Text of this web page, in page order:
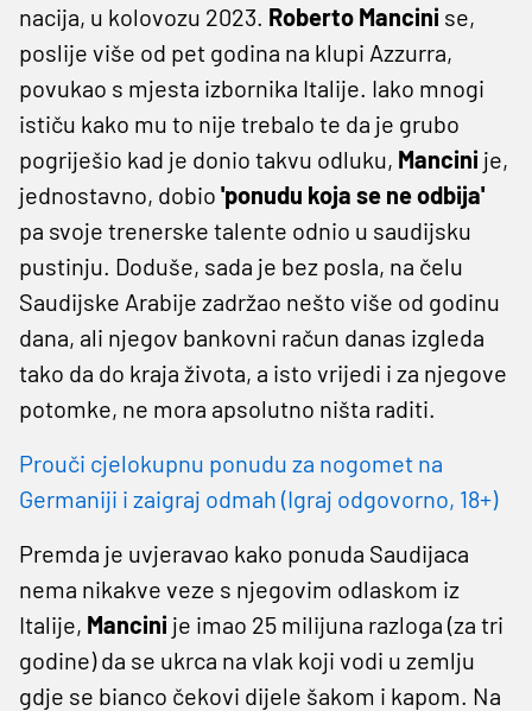
nacija, u kolovozu 2023. Roberto Mancini se,
poslije više od pet godina na klupi Azzurra,
povukao s mjesta izbornika Italije. Iako mnogi
ističu kako mu to nije trebalo te da je grubo
pogriješio kad je donio takvu odluku, Mancini je,
jednostavno, dobio 'ponudu koja se ne odbija'
pa svoje trenerske talente odnio u saudijsku
pustinju. Doduše, sada je bez posla, na čelu
Saudijske Arabije zadržao nešto više od godinu
dana, ali njegov bankovni račun danas izgleda
tako da do kraja života, a isto vrijedi i za njegove
potomke, ne mora apsolutno ništa raditi.
Prouči cjelokupnu ponudu za nogomet na
Germaniji i zaigraj odmah (Igraj odgovorno, 18+)
Premda je uvjeravao kako ponuda Saudijaca
nema nikakve veze s njegovim odlaskom iz
Italije, Mancini je imao 25 milijuna razloga (za tri
godine) da se ukrca na vlak koji vodi u zemlju
gdje se bianco čekovi dijele šakom i kapom. Na